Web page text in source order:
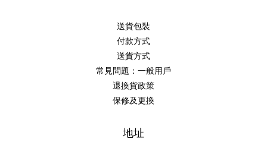
送貨包裝
付款方式
送貨方式
常見問題：一般用戶
退換貨政策
保修及更換
地址